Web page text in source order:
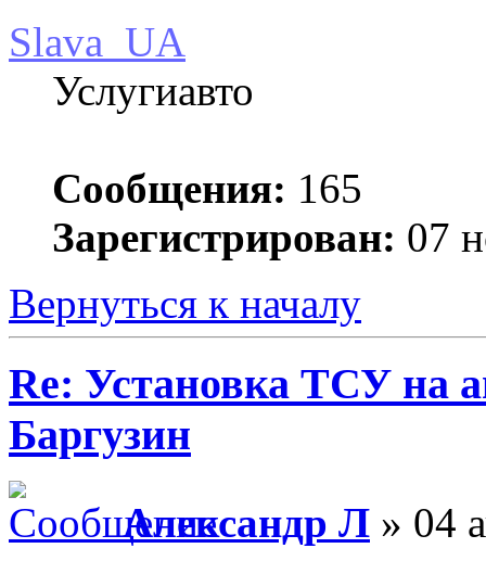
Slava_UA
Услугиавто
Сообщения: 165
Зарегистрирован: 07
Вернуться к началу
Re: Установка ТСУ на
Баргузин
Александр Л » 04